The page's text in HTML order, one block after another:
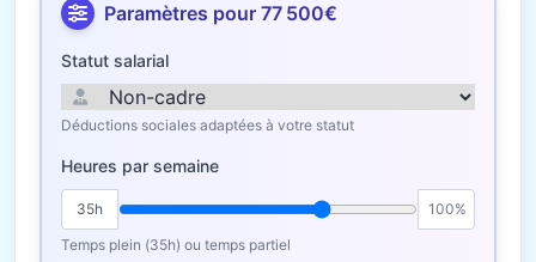
Paramètres pour 77 500€
Statut salarial
Déductions sociales adaptées à votre statut
Heures par semaine
35h
100%
Temps plein (35h) ou temps partiel